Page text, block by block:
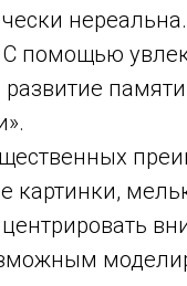
помощью
картинки,